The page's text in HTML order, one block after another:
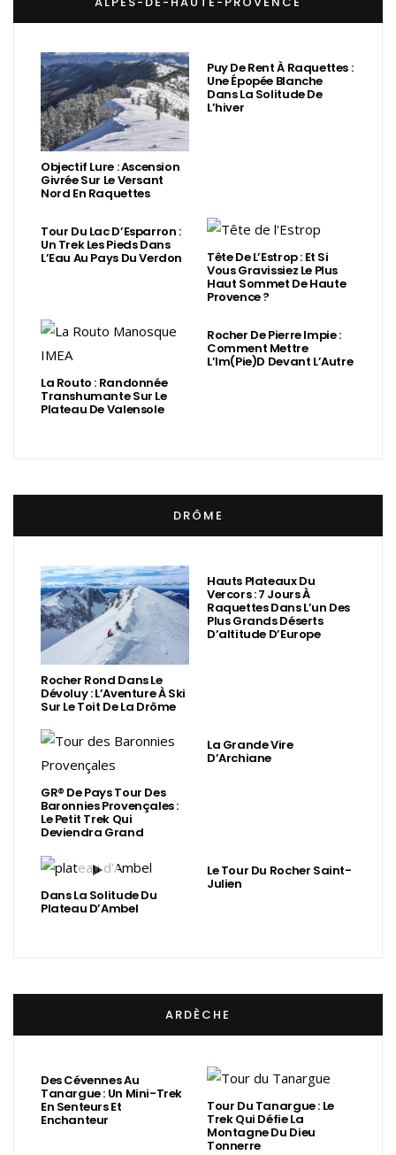
Objectif Lure : Ascension
Givrée Sur Le Versant
Nord En Raquettes
Puy De Rent À Raquettes :
Une Épopée Blanche
Dans La Solitude De
L’hiver
Tour Du Lac D’Esparron :
Un Trek Les Pieds Dans
L’Eau Au Pays Du Verdon Tête De L’Estrop : Et Si
Vous Gravissiez Le Plus
Haut Sommet De Haute
Provence ?
La Routo : Randonnée
Transhumante Sur Le
Plateau De Valensole
Rocher De Pierre Impie :
Comment Mettre
L’Im(Pie)d Devant L’Autre
DRÔME
Rocher Rond Dans Le
Dévoluy : L’Aventure À Ski
Sur Le Toit De La Drôme
Hauts Plateaux Du
Vercors : 7 Jours À
Raquettes Dans L’un Des
Plus Grands Déserts
D’altitude D’Europe
GR® De Pays Tour Des
Baronnies Provençales :
Le Petit Trek Qui
Deviendra Grand
La Grande Vire
D’Archiane
Dans La Solitude Du
Plateau D’Ambel
Le Tour Du Rocher Saint-
Julien
ARDÈCHE
Des Cévennes Au
Tanargue : Un Mini-Trek
En Senteurs Et
Enchanteur
Tour Du Tanargue : Le
Trek Qui Défie La
Montagne Du Dieu
Tonnerre